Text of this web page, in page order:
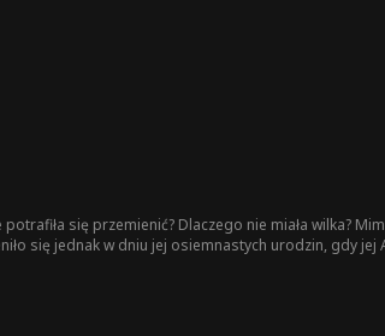
się przemienić? Dlaczego nie miała wilka?
się jednak w dniu jej osiemnastych urodzin, gdy jej